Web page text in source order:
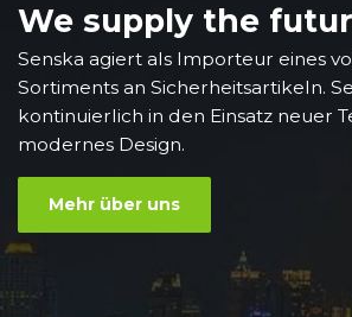
We supply the
Senska agiert als Importeur eines
Sortiments an Sicherheitsartikeln.
kontinuierlich in den Einsatz neuer
modernes Design.
Mehr über uns